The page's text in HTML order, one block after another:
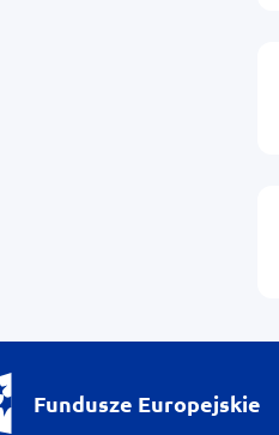
Fundusze Europejskie